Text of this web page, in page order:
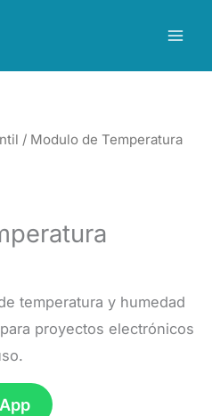
/ Modulo de Temperatura
temperatura y humedad
proyectos electrónicos